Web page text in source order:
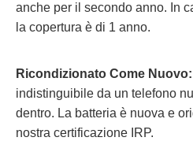
anche per il secondo anno. In
la copertura è di 1 anno.
Ricondizionato Come Nuovo:
indistinguibile da un telefono
dentro. La batteria è nuova e
nostra certificazione IRP.